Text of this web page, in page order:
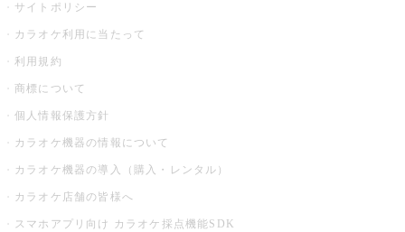
サイトポリシー
カラオケ利用に当たって
利用規約
商標について
個人情報保護方針
カラオケ機器の情報について
カラオケ機器の導入（購入・レンタル）
カラオケ店舗の皆様へ
スマホアプリ向け カラオケ採点機能SDK